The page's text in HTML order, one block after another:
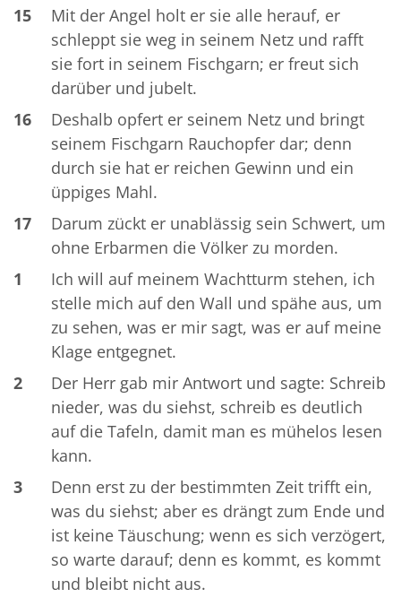
15
Mit der Angel holt er sie alle herauf, er
schleppt sie weg in seinem Netz und rafft
sie fort in seinem Fischgarn; er freut sich
darüber und jubelt.
16
Deshalb opfert er seinem Netz und bringt
seinem Fischgarn Rauchopfer dar; denn
durch sie hat er reichen Gewinn und ein
üppiges Mahl.
17
Darum zückt er unablässig sein Schwert, um
ohne Erbarmen die Völker zu morden.
1
Ich will auf meinem Wachtturm stehen, ich
stelle mich auf den Wall und spähe aus, um
zu sehen, was er mir sagt, was er auf meine
Klage entgegnet.
2
Der Herr gab mir Antwort und sagte: Schreib
nieder, was du siehst, schreib es deutlich
auf die Tafeln, damit man es mühelos lesen
kann.
3
Denn erst zu der bestimmten Zeit trifft ein,
was du siehst; aber es drängt zum Ende und
ist keine Täuschung; wenn es sich verzögert,
so warte darauf; denn es kommt, es kommt
und bleibt nicht aus.